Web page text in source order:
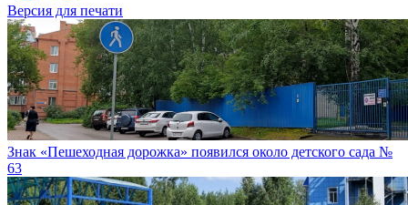
Версия для печати
Знак «Пешеходная дорожка» появился около детского сада №
63